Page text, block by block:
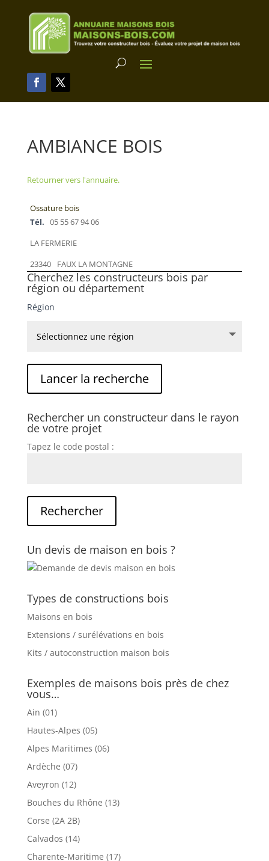
AMBIANCE BOIS
Retourner vers l'annuaire.
Ossature bois
Tél. 05 55 67 94 06
LA FERMERIE
23340 FAUX LA MONTAGNE
Cherchez les constructeurs bois par
région ou département
Région
Rechercher un constructeur dans le rayon
de votre projet
Tapez le code postal :
Un devis de maison en bois ?
Types de constructions bois
Maisons en bois
Extensions / surélévations en bois
Kits / autoconstruction maison bois
Exemples de maisons bois près de chez
vous…
Ain (01)
Hautes-Alpes (05)
Alpes Maritimes (06)
Ardèche (07)
Aveyron (12)
Bouches du Rhône (13)
Corse (2A 2B)
Calvados (14)
Charente-Maritime (17)